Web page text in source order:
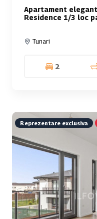
Apartament
Residence 1/3 loc
Tunari
2
Reprezentare exclusiva